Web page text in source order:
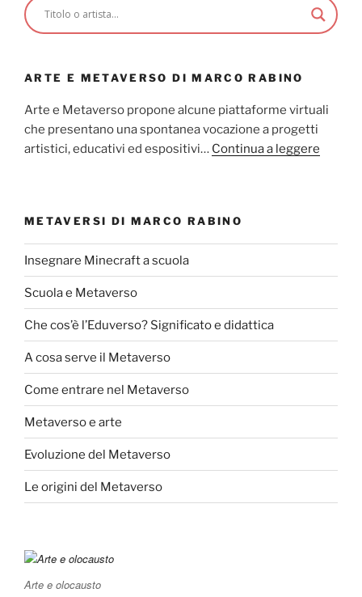
ARTE E METAVERSO DI MARCO RABINO
Arte e Metaverso propone alcune piattaforme virtuali
che presentano una spontanea vocazione a progetti
artistici, educativi ed espositivi… Continua a leggere
METAVERSI DI MARCO RABINO
Insegnare Minecraft a scuola
Scuola e Metaverso
Che cos’è l’Eduverso? Significato e didattica
A cosa serve il Metaverso
Come entrare nel Metaverso
Metaverso e arte
Evoluzione del Metaverso
Le origini del Metaverso
Arte e olocausto